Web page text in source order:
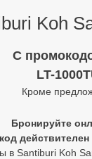
Koh
C
LT-
Кроме
Бронируйте
в Santiburi Koh